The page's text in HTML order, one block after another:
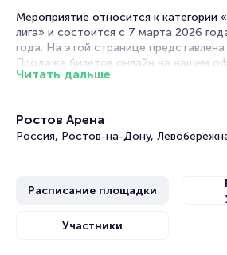
Мероприятие относится к категории
лига» и состоится с 7 марта 2026
года. На этой странице
Продажа билетов онлайн на нашем
осуществляется без посредников.
Билеты на матч Ростов -
Portalbilet – удобный и надежный
продажи билетов на мероприятия
Среднее время на покупку билета
Читать дальше
Ростов Арена
Россия, Ростов-на-Дону,
Расписание площадки
Участники